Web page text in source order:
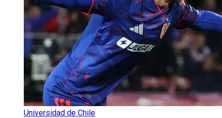
Universidad de Chile